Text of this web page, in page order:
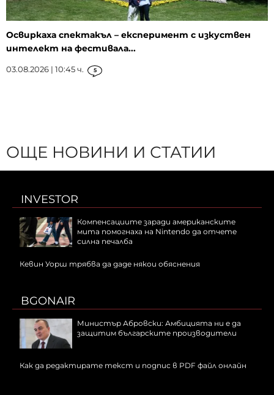
Освиркаха спектакъл – експеримент с изкуствен
интелект на фестивала...
03.08.2026 | 10:45 ч. 5
ОЩЕ НОВИНИ И СТАТИИ
INVESTOR
Компенсациите заради американските
мита помогнаха на Nintendo да отчете
силна печалба
Кевин Уорш трябва да даде някои обяснения
BGONAIR
Министър Абровски: Амбицията ни е да
защитим българските производители
Как да редактирате текст и подпис в PDF файл онлайн